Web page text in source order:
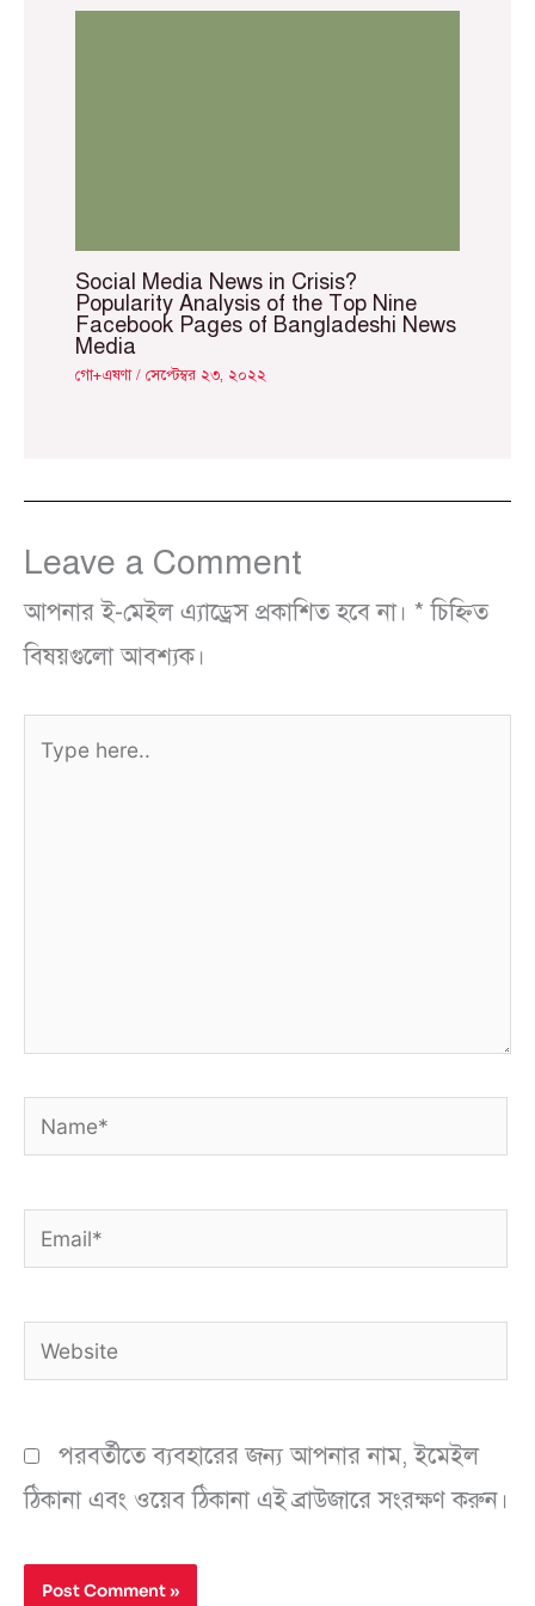
Social Media News in Crisis?
Popularity Analysis of the Top Nine
Facebook Pages of Bangladeshi News
Media
গো+এষণা/সেপ্টেম্বর ২৩, ২০২২
Leave a Comment
আপনার ই-মেইল এ্যাড্রেস প্রকাশিত হবে না। * চিহ্নিত
বিষয়গুলো আবশ্যক।
here..
Name*
Email*
Website
পরবর্তীতে ব্যবহারের জন্য আপনার নাম, ইমেইল
ঠিকানা এবং ওয়েব ঠিকানা এই ব্রাউজারে সংরক্ষণ করুন।